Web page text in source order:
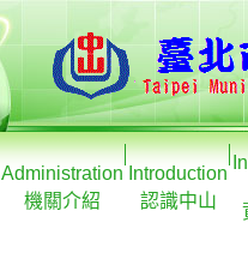
Administration
機關介紹
Introduction
認識中山